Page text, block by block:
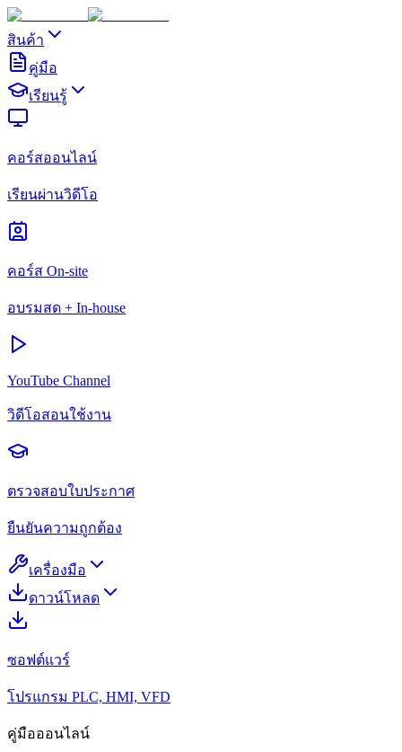
สินค้า
คู่มือ
เรียนรู้
คอร์สออนไลน์
เรียนผ่านวิดีโอ
คอร์ส On-site
อบรมสด + In-house
YouTube Channel
วิดีโอสอนใช้งาน
ตรวจสอบใบประกาศ
ยืนยันความถูกต้อง
เครื่องมือ
ดาวน์โหลด
ซอฟต์แวร์
โปรแกรม PLC, HMI, VFD
คู่มือออนไลน์